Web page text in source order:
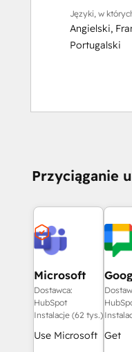
Języki, w
Angielski,
Portugalski
Przyciąganie
Microsoft
Teams
Dostawca:
HubSpot
Instalacje (62 tys.)
Use Microsoft
Chat
Get